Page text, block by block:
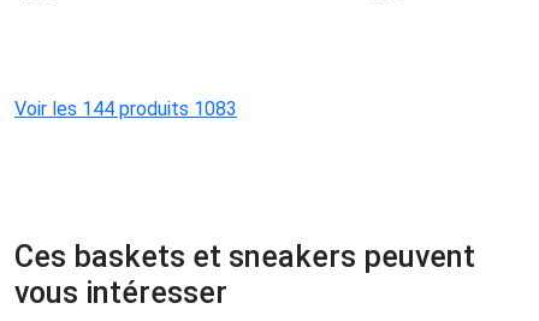
Voir les 144 produits 1083
Ces baskets et sneakers peuvent
vous intéresser